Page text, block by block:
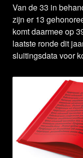
Van de 33 in
zijn er 13
komt daarmee op
laatste ronde dit
sluitingsdata voor